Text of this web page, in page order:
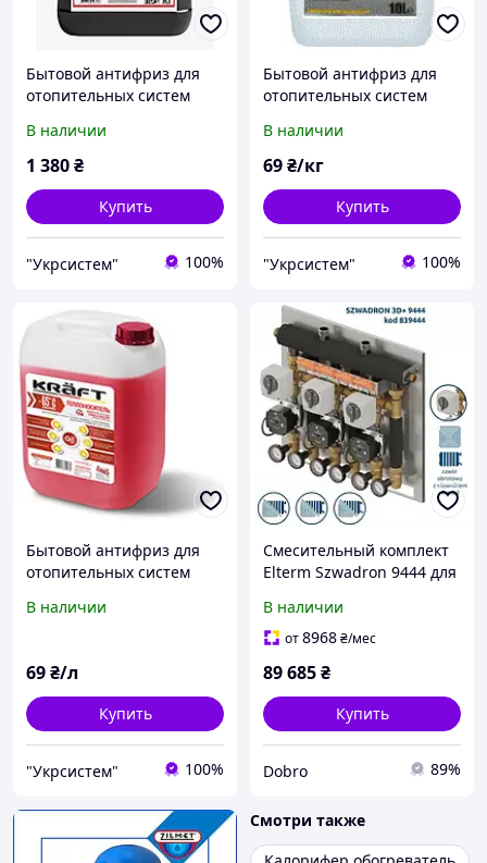
Бытовой антифриз для
отопительных систем
20л.
В наличии
1 380₴
Купить
"Укрсистем" 100%
Бытовой антифриз для
отопительных систем
пропиленгликоле
В наличии
69₴/кг
Купить
"Укрсистем" 100%
Бытовой антифриз для
отопительных систем
(пропиленгликоль)
В наличии
69₴/л
Купить
"Укрсистем" 100%
Смесительный комплект
Elterm Szwadron 9444 для
кВт
В наличии
от8968₴/мес
89 685₴
Купить
Dobro 89%
Смотри также